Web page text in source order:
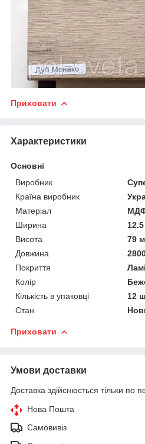
Приховати
Характеристики
Основні
Виробник
Країна виробник
Матеріал
Ширина
Висота
79
Довжина
Покриття
Колір
Кількість в упаковці
12
Стан
Приховати
Умови доставки
Доставка здійснюється тільки по
Нова Пошта
Самовивіз